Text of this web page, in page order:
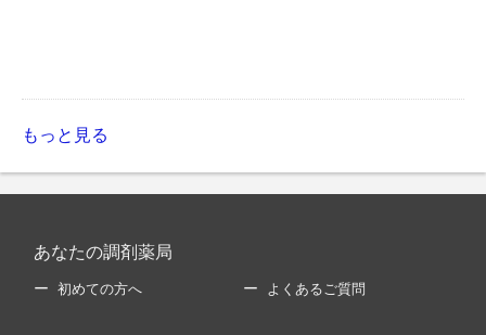
もっと見る
あなたの調剤薬局
初めての方へ よくあるご質問